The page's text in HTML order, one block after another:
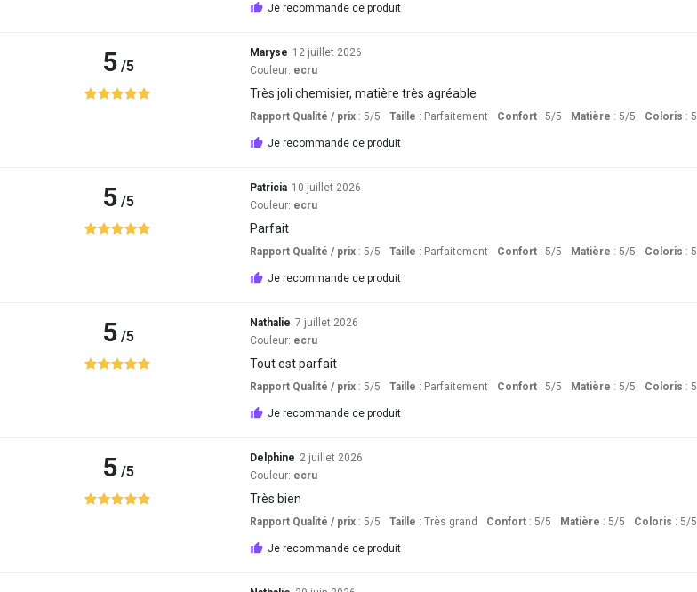
Je recommande ce produit
5/5
Maryse 12 juillet 2026
Couleur: ecru
Très joli chemisier, matière très agréable
Rapport Qualité / prix: 5/5 Taille : Parfaitement Confort: 5/5 Matière : 5/5 Coloris : 5
Je recommande ce produit
5/5
Patricia 10 juillet 2026
Couleur: ecru
Parfait
Rapport Qualité / prix: 5/5 Taille : Parfaitement Confort: 5/5 Matière : 5/5 Coloris : 5
Je recommande ce produit
5/5
Nathalie 7 juillet 2026
Couleur: ecru
Tout est parfait
Rapport Qualité / prix: 5/5 Taille : Parfaitement Confort: 5/5 Matière : 5/5 Coloris : 5
Je recommande ce produit
5/5
Delphine 2 juillet 2026
Couleur: ecru
Très bien
Rapport Qualité / prix: 5/5 Taille : Très grand Confort: 5/5 Matière : 5/5 Coloris : 5/5
Je recommande ce produit